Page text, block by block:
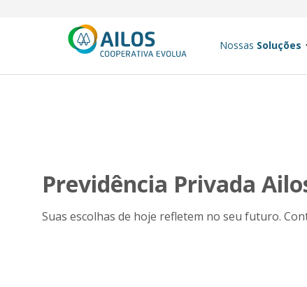
Nossas Soluções
Previdência Privada
Suas escolhas de hoje refletem no seu futuro.